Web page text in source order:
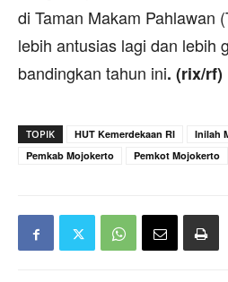
di Taman Makam Pahlawan
lebih antusias lagi dan lebih
bandingkan tahun ini. (rix/rf)
TOPIK HUT Kemerdekaan RI
Inilah
Pemkab Mojokerto
Pemkot Mojokerto